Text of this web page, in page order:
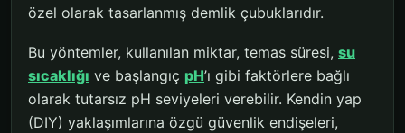
özel olarak tasarlanmış demlik çubuklarıdır.
Bu yöntemler, kullanılan miktar, temas süresi, su
sıcaklığı ve başlangıç pH’ı gibi faktörlere bağlı
olarak tutarsız pH seviyeleri verebilir. Kendin yap
(DIY) yaklaşımlarına özgü güvenlik endişeleri,